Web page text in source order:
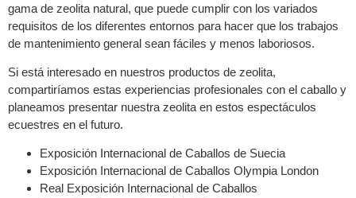
gama de zeolita natural, que puede cumplir con los variados
requisitos de los diferentes entornos para hacer que los trabajos
de mantenimiento general sean fáciles y menos laboriosos.
Si está interesado en nuestros productos de zeolita,
compartiríamos estas experiencias profesionales con el caballo y
planeamos presentar nuestra zeolita en estos espectáculos
ecuestres en el futuro.
Exposición Internacional de Caballos de Suecia
Exposición Internacional de Caballos Olympia London
Real Exposición Internacional de Caballos